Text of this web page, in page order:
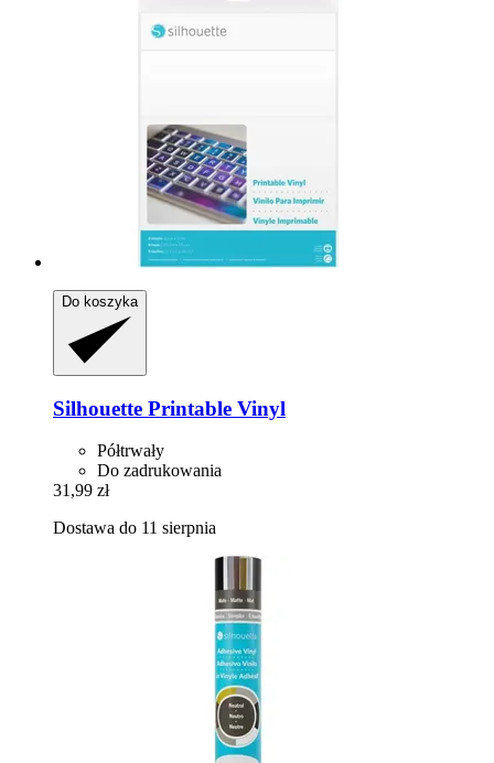
Do koszyka
Silhouette Printable Vinyl
Półtrwały
Do zadrukowania
31,99 zł
Dostawa do 11 sierpnia